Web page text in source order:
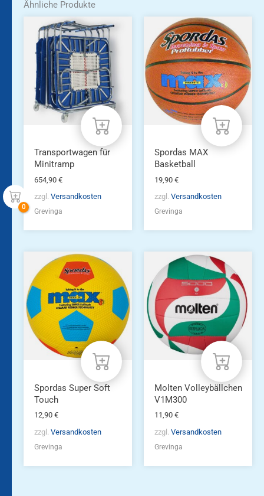
Ähnliche Produkte
Transportwagen für
Minitramp
654,90 €
zzgl. Versandkosten
Grevinga
Spordas MAX
Basketball
19,90 €
zzgl. Versandkosten
Grevinga
Spordas Super Soft
Touch
12,90 €
zzgl. Versandkosten
Grevinga
Molten Volleybällchen
V1M300
11,90 €
zzgl. Versandkosten
Grevinga